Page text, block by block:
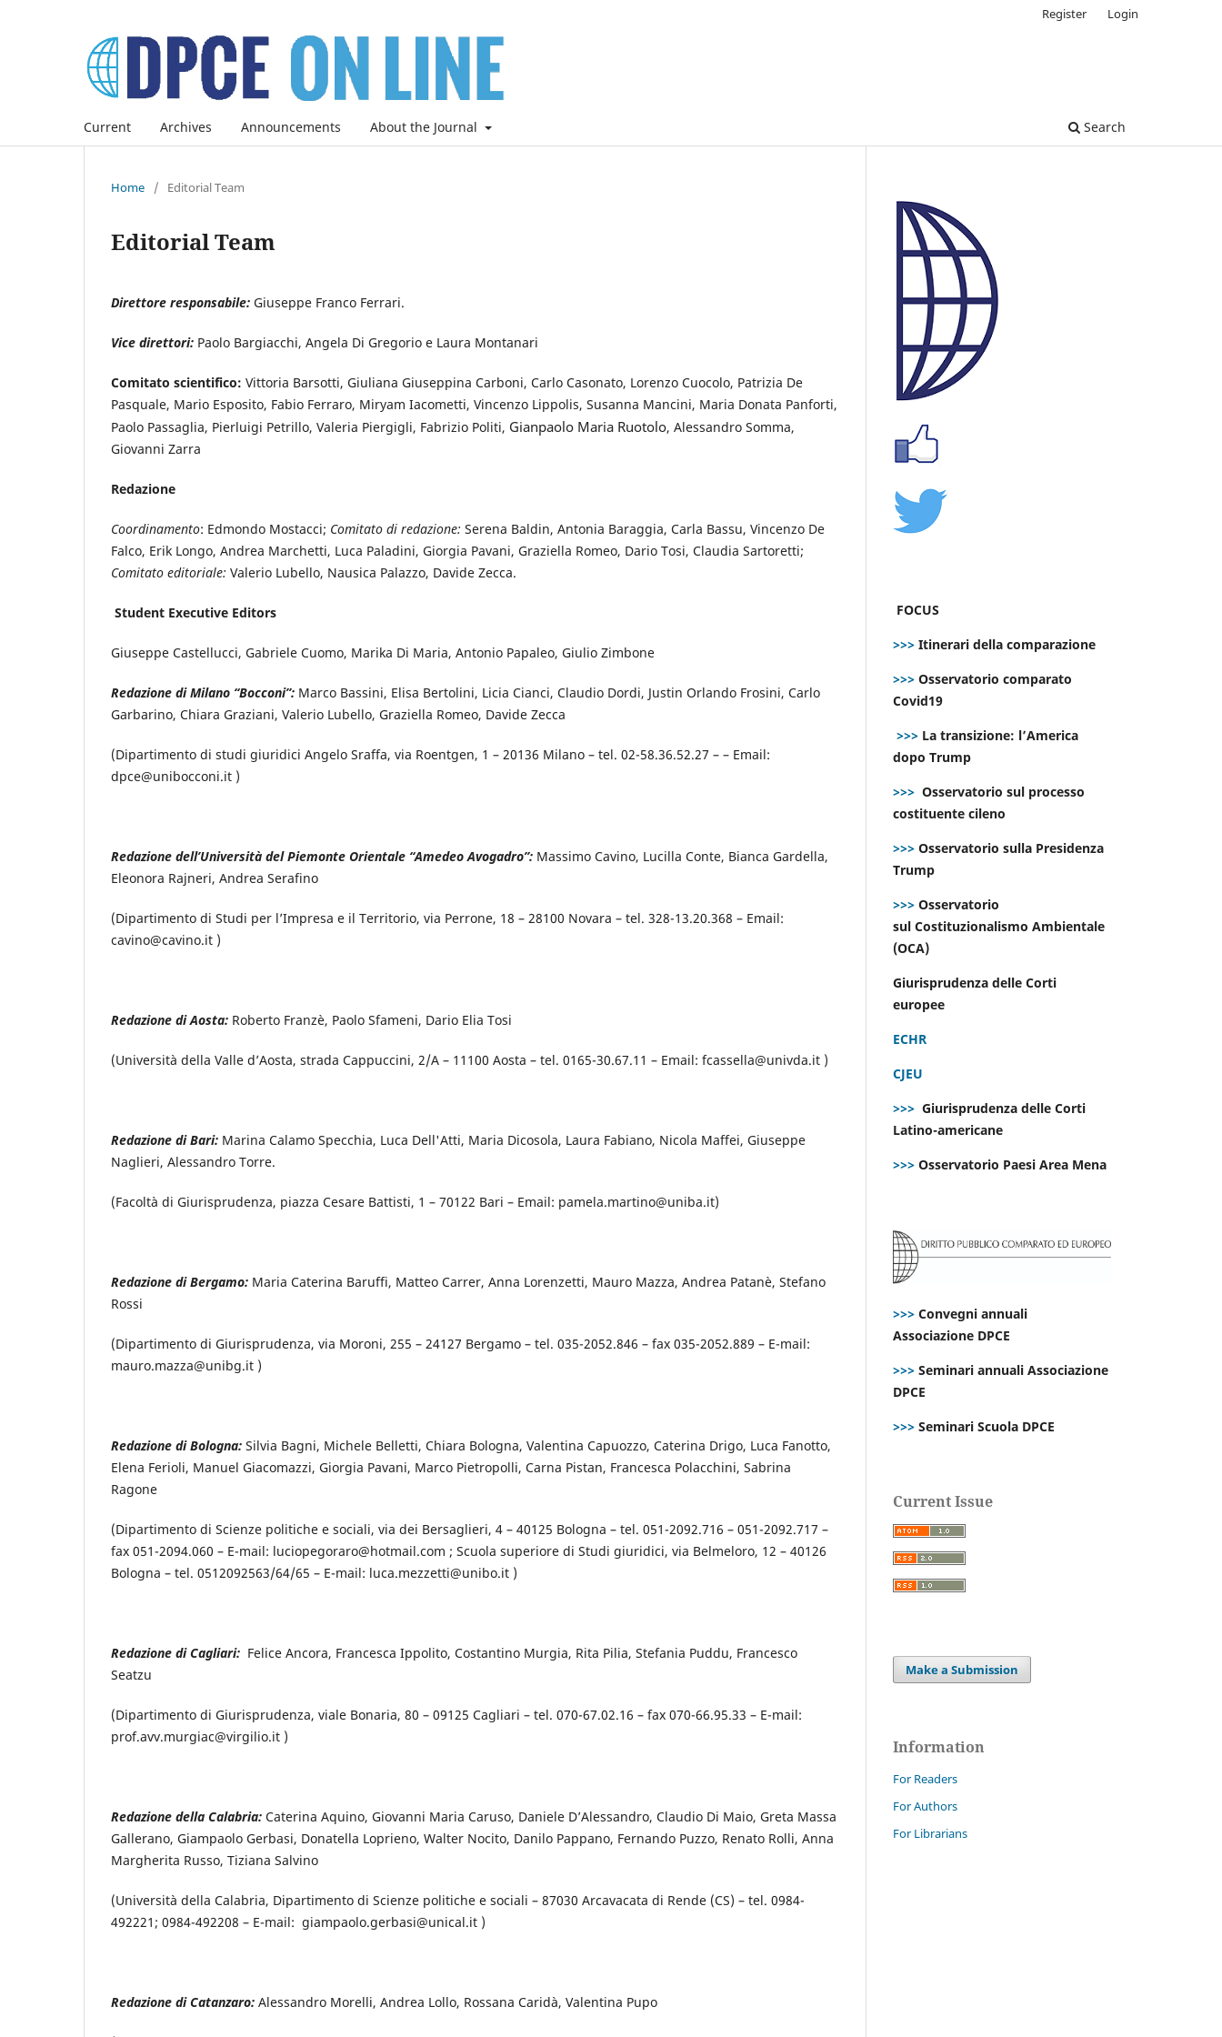
Current Archives Announcements About the Journal Search
Register Login
Home / Editorial Team
Editorial Team
Direttore responsabile: Giuseppe Franco Ferrari.
Vice direttori: Paolo Bargiacchi, Angela Di Gregorio e Laura Montanari
Comitato scientifico: Vittoria Barsotti, Giuliana Giuseppina Carboni, Carlo Casonato, Lorenzo Cuocolo, Patrizia De
Pasquale, Mario Esposito, Fabio Ferraro, Miryam Iacometti, Vincenzo Lippolis, Susanna Mancini, Maria Donata Panforti,
Paolo Passaglia, Pierluigi Petrillo, Valeria Piergigli, Fabrizio Politi, Gianpaolo Maria Ruotolo, Alessandro Somma,
Giovanni Zarra
Redazione
Coordinamento: Edmondo Mostacci; Comitato di redazione: Serena Baldin, Antonia Baraggia, Carla Bassu, Vincenzo De
Falco, Erik Longo, Andrea Marchetti, Luca Paladini, Giorgia Pavani, Graziella Romeo, Dario Tosi, Claudia Sartoretti;
Comitato editoriale: Valerio Lubello, Nausica Palazzo, Davide Zecca.
Student Executive Editors
Giuseppe Castellucci, Gabriele Cuomo, Marika Di Maria, Antonio Papaleo, Giulio Zimbone
Redazione di Milano “Bocconi”: Marco Bassini, Elisa Bertolini, Licia Cianci, Claudio Dordi, Justin Orlando Frosini, Carlo
Garbarino, Chiara Graziani, Valerio Lubello, Graziella Romeo, Davide Zecca
(Dipartimento di studi giuridici Angelo Sraffa, via Roentgen, 1 – 20136 Milano – tel. 02-58.36.52.27 – – Email:
dpce@unibocconi.it )
Redazione dell’Università del Piemonte Orientale “Amedeo Avogadro”: Massimo Cavino, Lucilla Conte, Bianca Gardella,
Eleonora Rajneri, Andrea Serafino
(Dipartimento di Studi per l’Impresa e il Territorio, via Perrone, 18 – 28100 Novara – tel. 328-13.20.368 – Email:
cavino@cavino.it )
Redazione di Aosta: Roberto Franzè, Paolo Sfameni, Dario Elia Tosi
(Università della Valle d’Aosta, strada Cappuccini, 2/A – 11100 Aosta – tel. 0165-30.67.11 – Email: fcassella@univda.it )
Redazione di Bari: Marina Calamo Specchia, Luca Dell'Atti, Maria Dicosola, Laura Fabiano, Nicola Maffei, Giuseppe
Naglieri, Alessandro Torre.
(Facoltà di Giurisprudenza, piazza Cesare Battisti, 1 – 70122 Bari – Email: pamela.martino@uniba.it)
Redazione di Bergamo: Maria Caterina Baruffi, Matteo Carrer, Anna Lorenzetti, Mauro Mazza, Andrea Patanè, Stefano
Rossi
(Dipartimento di Giurisprudenza, via Moroni, 255 – 24127 Bergamo – tel. 035-2052.846 – fax 035-2052.889 – E-mail:
mauro.mazza@unibg.it )
Redazione di Bologna: Silvia Bagni, Michele Belletti, Chiara Bologna, Valentina Capuozzo, Caterina Drigo, Luca Fanotto,
Elena Ferioli, Manuel Giacomazzi, Giorgia Pavani, Marco Pietropolli, Carna Pistan, Francesca Polacchini, Sabrina
Ragone
(Dipartimento di Scienze politiche e sociali, via dei Bersaglieri, 4 – 40125 Bologna – tel. 051-2092.716 – 051-2092.717 –
fax 051-2094.060 – E-mail: luciopegoraro@hotmail.com ; Scuola superiore di Studi giuridici, via Belmeloro, 12 – 40126
Bologna – tel. 0512092563/64/65 – E-mail: luca.mezzetti@unibo.it )
Redazione di Cagliari: Felice Ancora, Francesca Ippolito, Costantino Murgia, Rita Pilia, Stefania Puddu, Francesco
Seatzu
(Dipartimento di Giurisprudenza, viale Bonaria, 80 – 09125 Cagliari – tel. 070-67.02.16 – fax 070-66.95.33 – E-mail:
prof.avv.murgiac@virgilio.it )
Redazione della Calabria: Caterina Aquino, Giovanni Maria Caruso, Daniele D’Alessandro, Claudio Di Maio, Greta Massa
Gallerano, Giampaolo Gerbasi, Donatella Loprieno, Walter Nocito, Danilo Pappano, Fernando Puzzo, Renato Rolli, Anna
Margherita Russo, Tiziana Salvino
(Università della Calabria, Dipartimento di Scienze politiche e sociali – 87030 Arcavacata di Rende (CS) – tel. 0984-
492221; 0984-492208 – E-mail: giampaolo.gerbasi@unical.it )
Redazione di Catanzaro: Alessandro Morelli, Andrea Lollo, Rossana Caridà, Valentina Pupo
FOCUS
>>> Itinerari della comparazione
>>> Osservatorio comparato
Covid19
>>> La transizione: l’America
dopo Trump
>>> Osservatorio sul processo
costituente cileno
>>> Osservatorio sulla Presidenza
Trump
>>> Osservatorio
sul Costituzionalismo Ambientale
(OCA)
Giurisprudenza delle Corti
europee
ECHR
CJEU
>>> Giurisprudenza delle Corti
Latino-americane
>>> Osservatorio Paesi Area Mena
>>> Convegni annuali
Associazione DPCE
>>> Seminari annuali Associazione
DPCE
>>> Seminari Scuola DPCE
Current Issue
Make a Submission
Information
For Readers
For Authors
For Librarians